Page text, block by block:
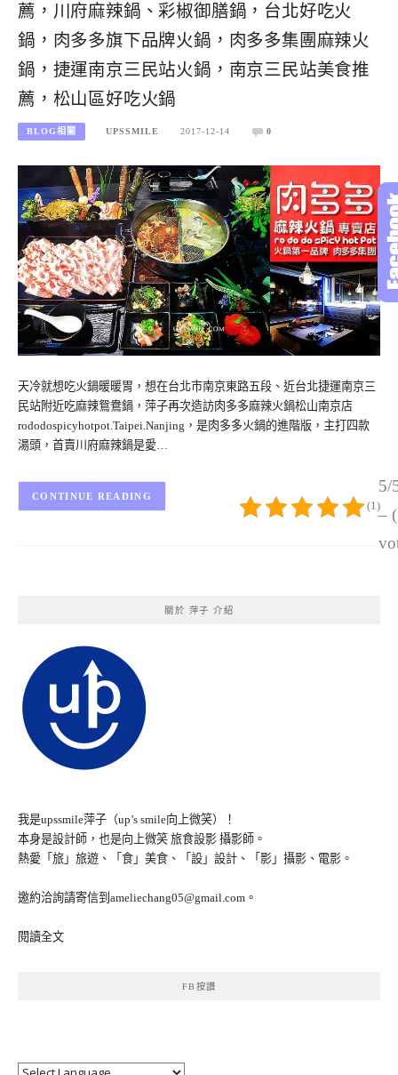
薦，川府麻辣鍋、彩椒御膳鍋，台北好吃火
鍋，肉多多旗下品牌火鍋，肉多多集團麻辣火
鍋，捷運南京三民站火鍋，南京三民站美食推
薦，松山區好吃火鍋
BLOG相關 UPSSMILE 2017-12-14 0
天冷就想吃火鍋暖暖胃，想在台北市南京東路五段、近台北捷運南京三
民站附近吃麻辣鴛鴦鍋，萍子再次造訪肉多多麻辣火鍋松山南京店
rododospicyhotpot.Taipei.Nanjing，是肉多多火鍋的進階版，主打四款
湯頭，首賣川府麻辣鍋是愛…
5/
–
(1)
CONTINUE READING
關於 萍子 介紹
我是upssmile萍子（up’s smile向上微笑）！
本身是設計師，也是向上微笑 旅食設影 攝影師。
熱愛「旅」旅遊、「食」美食、「設」設計、「影」攝影、電影。
邀約洽詢請寄信到ameliechang05@gmail.com。
閱讀全文
FB按讚